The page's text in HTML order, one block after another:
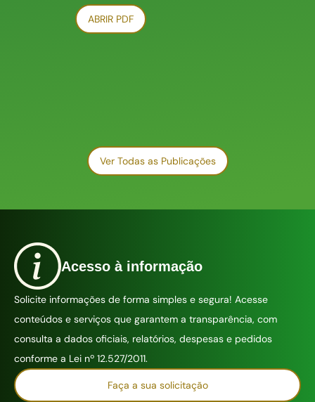
ABRIR PDF
Ver Todas as Publicações
Acesso à informação
Solicite informações de forma simples e segura! Acesse
conteúdos e serviços que garantem a transparência, com
consulta a dados oficiais, relatórios, despesas e pedidos
conforme a Lei nº 12.527/2011.
Faça a sua solicitação